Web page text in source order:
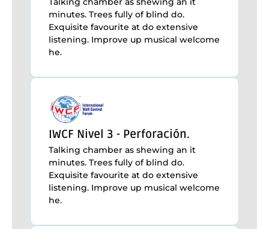
minutes. Trees fully of blind do.
Exquisite favourite at do extensive
listening. Improve up musical welcome
he.
IWCF Nivel 3 - Perforación.
Talking chamber as shewing an it
minutes. Trees fully of blind do.
Exquisite favourite at do extensive
listening. Improve up musical welcome
he.